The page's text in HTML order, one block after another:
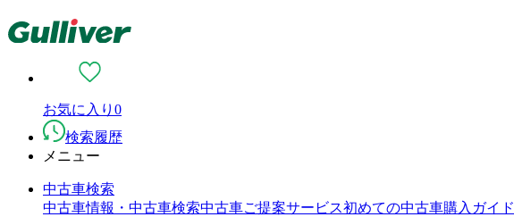
お気に入り 0
検索履歴
メニュー
中古車検索
中古車情報・中古車検索中古車ご提案サービス初めての中古車購入ガイド